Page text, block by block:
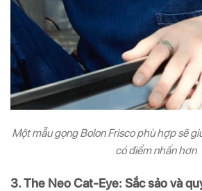
Một mẫu gọng Bolon Frisco phù hợp sẽ
có điểm nhấn hơn
3. The Neo Cat-Eye: Sắc sảo và